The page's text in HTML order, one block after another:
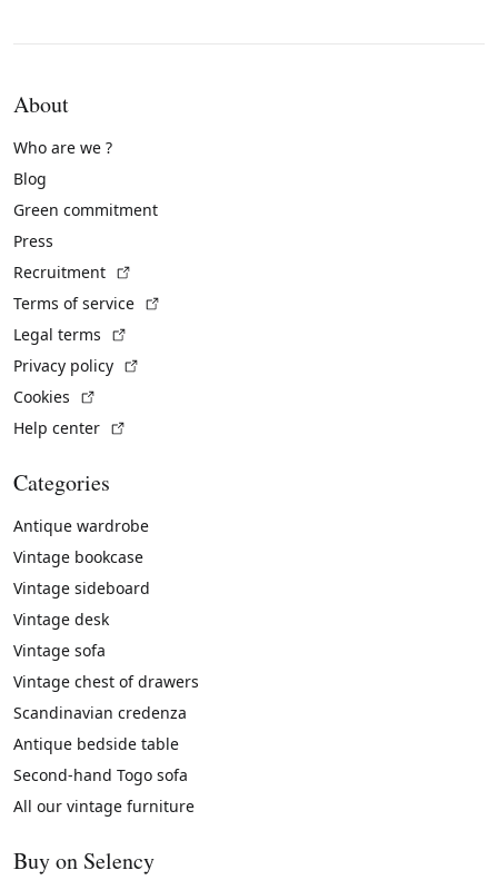
About
Who are we ?
Blog
Green commitment
Press
Recruitment
Terms of service
Legal terms
Privacy policy
Cookies
Help center
Categories
Antique wardrobe
Vintage bookcase
Vintage sideboard
Vintage desk
Vintage sofa
Vintage chest of drawers
Scandinavian credenza
Antique bedside table
Second-hand Togo sofa
All our vintage furniture
Buy on Selency